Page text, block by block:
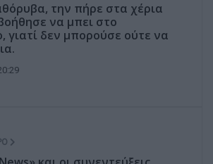
την πήρε στα χέρια
να μπει στο
γιατί δεν μπορούσε ούτε να